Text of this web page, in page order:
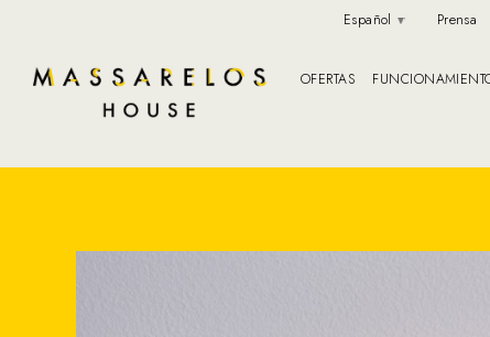
Español Prensa
OFERTAS